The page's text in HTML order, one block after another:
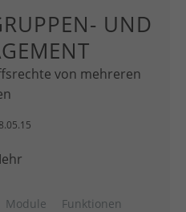
UND
von mehreren
Module
Funktionen